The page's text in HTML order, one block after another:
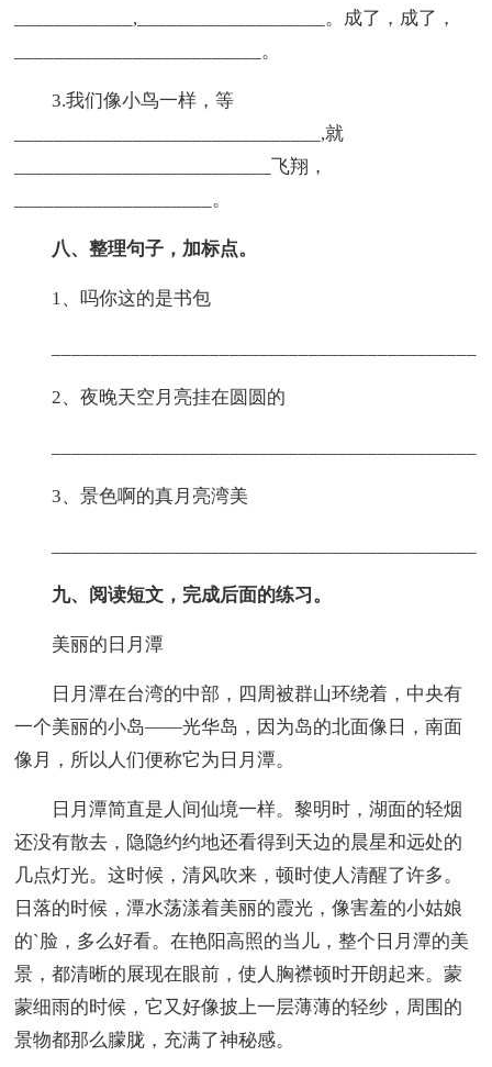
____________,___________________。成了，成了，
_________________________。
3.我们像小鸟一样，等
_______________________________,就
__________________________飞翔，
____________________。
八、整理句子，加标点。
1、吗你这的是书包
2、夜晚天空月亮挂在圆圆的
3、景色啊的真月亮湾美
九、阅读短文，完成后面的练习。
美丽的日月潭
日月潭在台湾的中部，四周被群山环绕着，中央有
一个美丽的小岛——光华岛，因为岛的北面像日，南面
像月，所以人们便称它为日月潭。
日月潭简直是人间仙境一样。黎明时，湖面的轻烟
还没有散去，隐隐约约地还看得到天边的晨星和远处的
几点灯光。这时候，清风吹来，顿时使人清醒了许多。
日落的时候，潭水荡漾着美丽的霞光，像害羞的小姑娘
的`脸，多么好看。在艳阳高照的当儿，整个日月潭的美
景，都清晰的展现在眼前，使人胸襟顿时开朗起来。蒙
蒙细雨的时候，它又好像披上一层薄薄的轻纱，周围的
景物都那么朦胧，充满了神秘感。